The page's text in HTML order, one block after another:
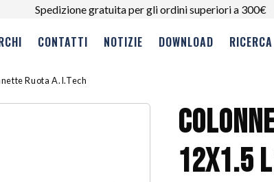
Spedizione gratuita per gli ordini superiori a 300€
CONTATTI NOTIZIE DOWNLOAD
Ruota A.I.Tech
12X1.5